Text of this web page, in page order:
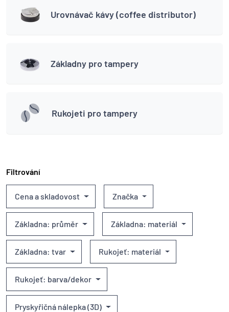
Urovnávač kávy (coffee distributor)
Základny pro tampery
Rukojeti pro tampery
Filtrování
Cena a skladovost Značka
Základna: průměr Základna: materiál
Základna: tvar Rukojeť: materiál
Rukojeť: barva/dekor
Pryskyřičná nálepka (3D)